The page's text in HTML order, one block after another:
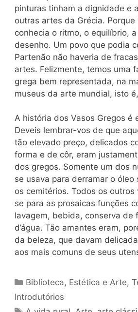
pinturas tinham a dignidade e
outras artes da Grécia.
conhecia o ritmo, o equilíbrio,
desenho. Um povo que podia
Partenão não haveria de
artes. Felizmente, temos uma
grega bem representada, na
museus da arte mundial, isto
A história dos Vasos Gregos é
Deveis lembrar-vos de que
tão elevado preço, delicados
forma e de côr, eram
dos gregos. Somente um dos
se usava para derramar o óleo
os cemitérios. Todos os outros
se para as prosaicas funções
lavagem, bebida, conserva de
d’água. Tão amantes eram,
da beleza, que davam
aos mais comuns de seus
Categorias
Biblioteca, Estética e Arte,
Introdutórios
Tags